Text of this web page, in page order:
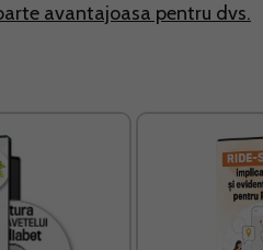
avantajoasa pentru dvs.